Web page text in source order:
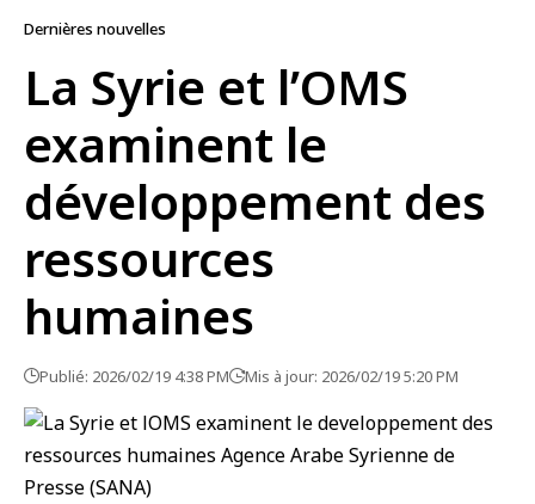
Dernières nouvelles
La Syrie et l’OMS
examinent le
développement des
ressources
humaines
Publié: 2026/02/19 4:38 PM Mis à jour: 2026/02/19 5:20 PM